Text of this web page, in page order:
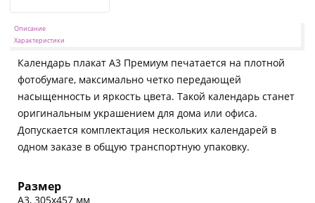
Описание
Характеристики
Календарь плакат А3 Премиум печатается на плотной
фотобумаге, максимально четко передающей
насыщенность и яркость цвета. Такой календарь станет
оригинальным украшением для дома или офиса.
Допускается комплектация нескольких календарей в
одном заказе в общую транспортную упаковку.
Размер
А3, 305х457 мм